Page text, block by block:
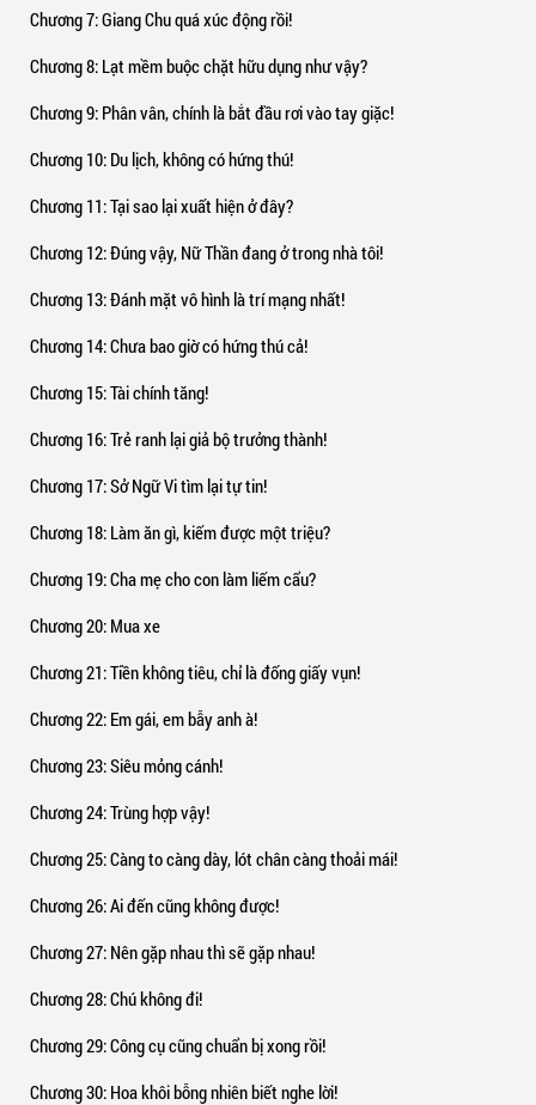
Chương 7: Giang Chu quá xúc động rồi!
Chương 8: Lạt mềm buộc chặt hữu dụng như vậy?
Chương 9: Phân vân, chính là bắt đầu rơi vào tay giặc!
Chương 10: Du lịch, không có hứng thú!
Chương 11: Tại sao lại xuất hiện ở đây?
Chương 12: Đúng vậy, Nữ Thần đang ở trong nhà tôi!
Chương 13: Đánh mặt vô hình là trí mạng nhất!
Chương 14: Chưa bao giờ có hứng thú cả!
Chương 15: Tài chính tăng!
Chương 16: Trẻ ranh lại giả bộ trưởng thành!
Chương 17: Sở Ngữ Vi tìm lại tự tin!
Chương 18: Làm ăn gì, kiếm được một triệu?
Chương 19: Cha mẹ cho con làm liếm cẩu?
Chương 20: Mua xe
Chương 21: Tiền không tiêu, chỉ là đống giấy vụn!
Chương 22: Em gái, em bẫy anh à!
Chương 23: Siêu mỏng cánh!
Chương 24: Trùng hợp vậy!
Chương 25: Càng to càng dày, lót chân càng thoải mái!
Chương 26: Ai đến cũng không được!
Chương 27: Nên gặp nhau thì sẽ gặp nhau!
Chương 28: Chú không đi!
Chương 29: Công cụ cũng chuẩn bị xong rồi!
Chương 30: Hoa khôi bỗng nhiên biết nghe lời!